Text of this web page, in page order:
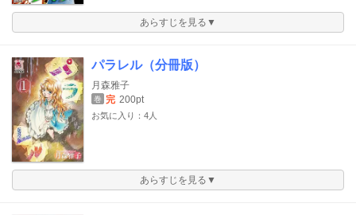
あらすじを見る▼
パラレル（分冊版）
月森雅子
巻 完 200pt
お気に入り：4人
あらすじを見る▼